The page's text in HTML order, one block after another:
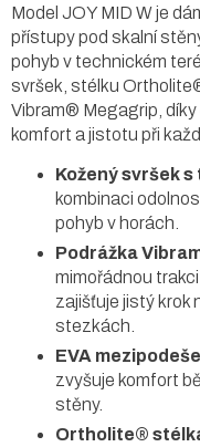
Model JOY MID W je
přístupy pod skalní
pohyb v technickém
svršek, stélku
Vibram® Megagrip, díky
komfort a jistotu při
Kožený svršek
kombinaci
pohyb v horách.
Podrážka
mimořádnou
zajišťuje jistý krok
stezkách.
EVA
zvyšuje komfort
stěny.
Ortholite®